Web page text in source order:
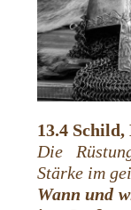
13.4
Die
Stärke im
Wann und